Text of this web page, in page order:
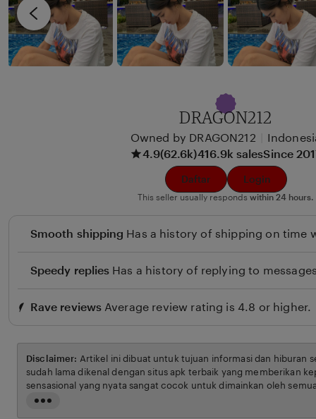
i
x
u
i
e
DRAGON212
Owned by DRAGON212
4.9(62.6k)416.9k salesSince
Daftar Login
This seller usually responds within 24 hours.
Smooth shipping Has a history of shipping on time
Speedy replies Has a history of replying to
Rave reviews Average review rating is 4.8 or higher.
Read
Disclaimer: Artikel ini dibuat untuk tujuan informasi dan hiburan
sudah lama dikenal dengan situs apk terbaik yang memberikan
sensasional yang nyata sangat cocok untuk dimainkan oleh
syarat dan ketentuan yang berlaku.